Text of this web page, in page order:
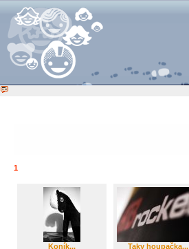
1
Koník...
Taky houpačka...